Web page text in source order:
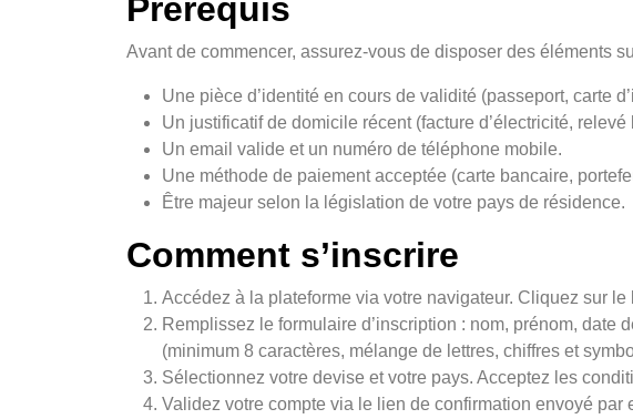
Prérequis
Avant de commencer, assurez-vous de disposer des éléments
Une pièce d’identité en cours de validité (passeport, carte
Un justificatif de domicile récent (facture d’électricité, relevé
Un email valide et un numéro de téléphone mobile.
Une méthode de paiement acceptée (carte bancaire,
Être majeur selon la législation de votre pays de résidence.
Comment s’inscrire
Accédez à la plateforme via votre navigateur. Cliquez sur
Remplissez le formulaire d’inscription : nom, prénom,
(minimum 8 caractères, mélange de lettres, chiffres et
Sélectionnez votre devise et votre pays. Acceptez les
Validez votre compte via le lien de confirmation envoyé